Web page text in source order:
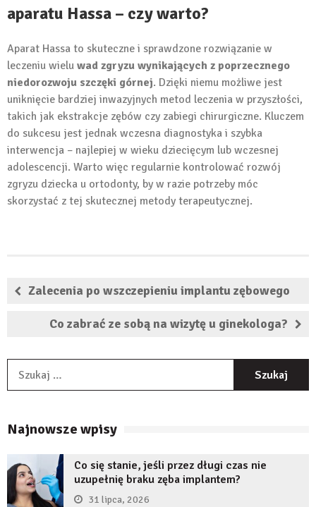
aparatu Hassa – czy warto?
Aparat Hassa to skuteczne i sprawdzone rozwiązanie w
leczeniu wielu wad zgryzu wynikających z poprzecznego
niedorozwoju szczęki górnej. Dzięki niemu możliwe jest
uniknięcie bardziej inwazyjnych metod leczenia w przyszłości,
takich jak ekstrakcje zębów czy zabiegi chirurgiczne. Kluczem
do sukcesu jest jednak wczesna diagnostyka i szybka
interwencja – najlepiej w wieku dziecięcym lub wczesnej
adolescencji. Warto więc regularnie kontrolować rozwój
zgryzu dziecka u ortodonty, by w razie potrzeby móc
skorzystać z tej skutecznej metody terapeutycznej.
Zalecenia po wszczepieniu implantu zębowego
Co zabrać ze sobą na wizytę u ginekologa?
Najnowsze wpisy
Co się stanie, jeśli przez długi czas nie
uzupełnię braku zęba implantem?
31 lipca, 2026